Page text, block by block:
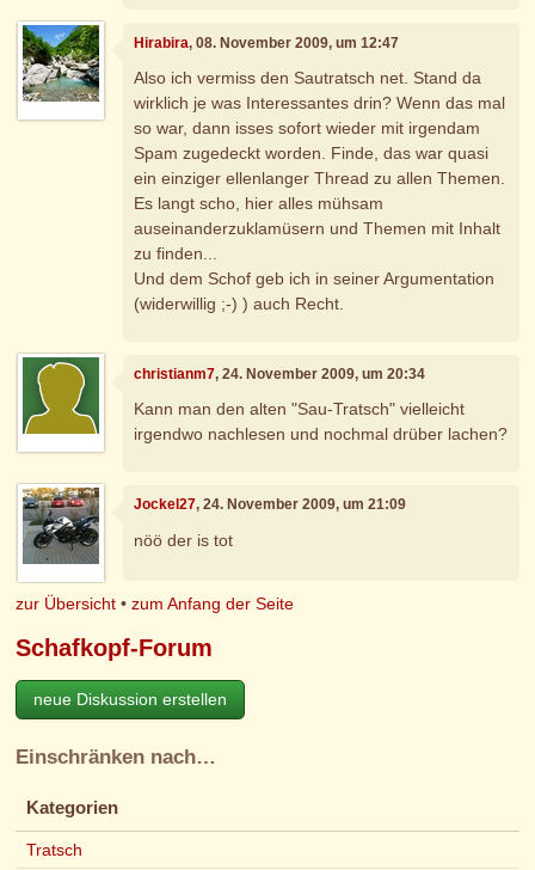
Hirabira, 08. November 2009, um 12:47
Also ich vermiss den Sautratsch net. Stand da
wirklich je was Interessantes drin? Wenn das mal
so war, dann isses sofort wieder mit irgendam
Spam zugedeckt worden. Finde, das war quasi
ein einziger ellenlanger Thread zu allen Themen.
Es langt scho, hier alles mühsam
auseinanderzuklamüsern und Themen mit Inhalt
zu finden...
Und dem Schof geb ich in seiner Argumentation
(widerwillig ;-) ) auch Recht.
christianm7, 24. November 2009, um 20:34
Kann man den alten "Sau-Tratsch" vielleicht
irgendwo nachlesen und nochmal drüber lachen?
Jockel27, 24. November 2009, um 21:09
nöö der is tot
zur Übersicht •zum Anfang der Seite
Schafkopf-Forum
neue Diskussion erstellen
Einschränken nach…
Kategorien
Tratsch